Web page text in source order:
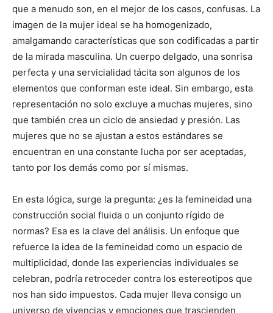
que a menudo son, en el mejor de los casos, confusas. La
imagen de la mujer ideal se ha homogenizado,
amalgamando características que son codificadas a partir
de la mirada masculina. Un cuerpo delgado, una sonrisa
perfecta y una servicialidad tácita son algunos de los
elementos que conforman este ideal. Sin embargo, esta
representación no solo excluye a muchas mujeres, sino
que también crea un ciclo de ansiedad y presión. Las
mujeres que no se ajustan a estos estándares se
encuentran en una constante lucha por ser aceptadas,
tanto por los demás como por sí mismas.
En esta lógica, surge la pregunta: ¿es la femineidad una
construcción social fluida o un conjunto rígido de
normas? Esa es la clave del análisis. Un enfoque que
refuerce la idea de la femineidad como un espacio de
multiplicidad, donde las experiencias individuales se
celebran, podría retroceder contra los estereotipos que
nos han sido impuestos. Cada mujer lleva consigo un
universo de vivencias y emociones que trascienden